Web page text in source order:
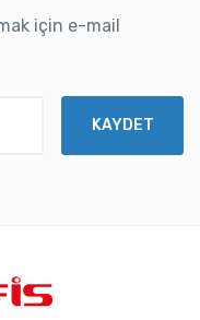
için e-mail
KAYDET